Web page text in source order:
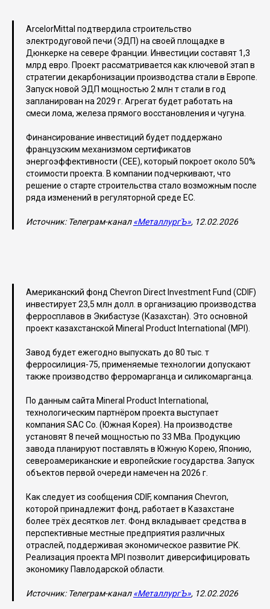
ArcelorMittal подтвердила строительство
электродуговой печи (ЭДП) на своей площадке в
Дюнкерке на севере Франции. Инвестиции составят 1,3
млрд евро. Проект рассматривается как ключевой этап в
стратегии декарбонизации производства стали в Европе.
Запуск новой ЭДП мощностью 2 млн т стали в год
запланирован на 2029 г. Агрегат будет работать на
смеси лома, железа прямого восстановления и чугуна.
Финансирование инвестиций будет поддержано
французским механизмом сертификатов
энергоэффективности (CEE), который покроет около 50%
стоимости проекта. В компании подчеркивают, что
решение о старте строительства стало возможным после
ряда изменений в регуляторной среде ЕС.
Источник: Телеграм-канал«МеталлургЪ», 12.02.2026
Американский фонд Chevron Direct Investment Fund (CDIF)
инвестирует 23,5 млн долл. в организацию производства
ферросплавов в Экибастузе (Казахстан). Это основной
проект казахстанской Mineral Product International (MPI).
Завод будет ежегодно выпускать до 80 тыс. т
ферросилиция-75, применяемые технологии допускают
также производство ферромарганца и силикомарганца.
По данным сайта Mineral Product International,
технологическим партнёром проекта выступает
компания SAC Co. (Южная Корея). На производстве
установят 8 печей мощностью по 33 МВа. Продукцию
завода планируют поставлять в Южную Корею, Японию,
североамериканские и европейские государства. Запуск
объектов первой очереди намечен на 2026 г.
Как следует из сообщения CDIF, компания Chevron,
которой принадлежит фонд, работает в Казахстане
более трёх десятков лет. Фонд вкладывает средства в
перспективные местные предприятия различных
отраслей, поддерживая экономическое развитие РК.
Реализация проекта MPI позволит диверсифицировать
экономику Павлодарской области.
Источник: Телеграм-канал«МеталлургЪ», 12.02.2026